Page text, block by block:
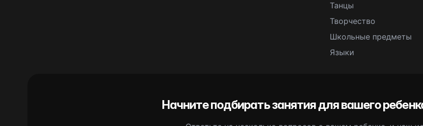
Танцы
Творчество
Школьные предметы
Языки
Начните подбирать занятия для вашего